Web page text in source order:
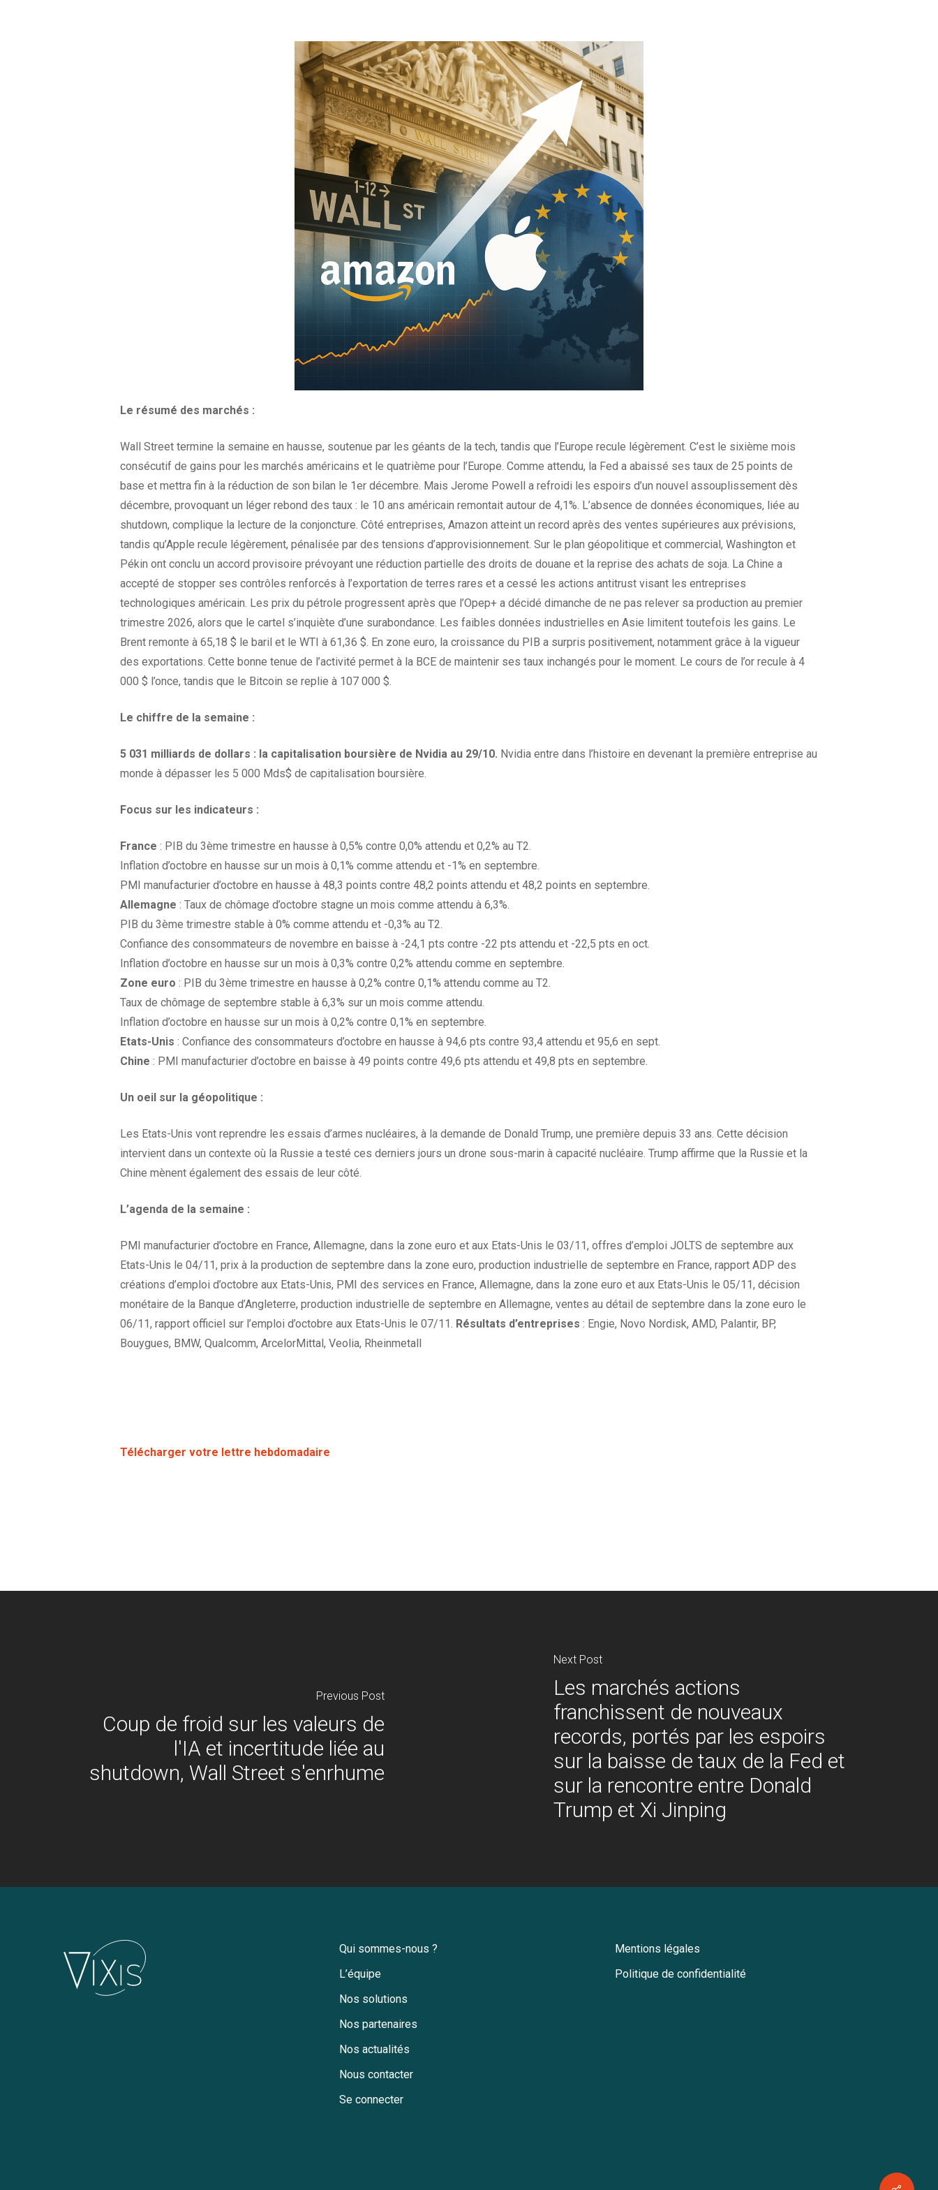
Le résumé des marchés :
Wall Street termine la semaine en hausse, soutenue par les géants de la tech, tandis que l’Europe recule légèrement. C’est le sixième mois
consécutif de gains pour les marchés américains et le quatrième pour l’Europe. Comme attendu, la Fed a abaissé ses taux de 25 points de
base et mettra fin à la réduction de son bilan le 1er décembre. Mais Jerome Powell a refroidi les espoirs d’un nouvel assouplissement dès
décembre, provoquant un léger rebond des taux : le 10 ans américain remontait autour de 4,1%. L’absence de données économiques, liée au
shutdown, complique la lecture de la conjoncture. Côté entreprises, Amazon atteint un record après des ventes supérieures aux prévisions,
tandis qu’Apple recule légèrement, pénalisée par des tensions d’approvisionnement. Sur le plan géopolitique et commercial, Washington et
Pékin ont conclu un accord provisoire prévoyant une réduction partielle des droits de douane et la reprise des achats de soja. La Chine a
accepté de stopper ses contrôles renforcés à l’exportation de terres rares et a cessé les actions antitrust visant les entreprises
technologiques américain. Les prix du pétrole progressent après que l’Opep+ a décidé dimanche de ne pas relever sa production au premier
trimestre 2026, alors que le cartel s’inquiète d’une surabondance. Les faibles données industrielles en Asie limitent toutefois les gains. Le
Brent remonte à 65,18 $ le baril et le WTI à 61,36 $. En zone euro, la croissance du PIB a surpris positivement, notamment grâce à la vigueur
des exportations. Cette bonne tenue de l’activité permet à la BCE de maintenir ses taux inchangés pour le moment. Le cours de l’or recule à 4
000 $ l’once, tandis que le Bitcoin se replie à 107 000 $.
Le chiffre de la semaine :
5 031 milliards de dollars : la capitalisation boursière de Nvidia au 29/10. Nvidia entre dans l’histoire en devenant la première entreprise au
monde à dépasser les 5 000 Mds$ de capitalisation boursière.
Focus sur les indicateurs :
France : PIB du 3ème trimestre en hausse à 0,5% contre 0,0% attendu et 0,2% au T2.
Inflation d’octobre en hausse sur un mois à 0,1% comme attendu et -1% en septembre.
PMI manufacturier d’octobre en hausse à 48,3 points contre 48,2 points attendu et 48,2 points en septembre.
Allemagne : Taux de chômage d’octobre stagne un mois comme attendu à 6,3%.
PIB du 3ème trimestre stable à 0% comme attendu et -0,3% au T2.
Confiance des consommateurs de novembre en baisse à -24,1 pts contre -22 pts attendu et -22,5 pts en oct.
Inflation d’octobre en hausse sur un mois à 0,3% contre 0,2% attendu comme en septembre.
Zone euro : PIB du 3ème trimestre en hausse à 0,2% contre 0,1% attendu comme au T2.
Taux de chômage de septembre stable à 6,3% sur un mois comme attendu.
Inflation d’octobre en hausse sur un mois à 0,2% contre 0,1% en septembre.
Etats-Unis : Confiance des consommateurs d’octobre en hausse à 94,6 pts contre 93,4 attendu et 95,6 en sept.
Chine : PMI manufacturier d’octobre en baisse à 49 points contre 49,6 pts attendu et 49,8 pts en septembre.
Un oeil sur la géopolitique :
Les Etats-Unis vont reprendre les essais d’armes nucléaires, à la demande de Donald Trump, une première depuis 33 ans. Cette décision
intervient dans un contexte où la Russie a testé ces derniers jours un drone sous-marin à capacité nucléaire. Trump affirme que la Russie et la
Chine mènent également des essais de leur côté.
L’agenda de la semaine :
PMI manufacturier d’octobre en France, Allemagne, dans la zone euro et aux Etats-Unis le 03/11, offres d’emploi JOLTS de septembre aux
Etats-Unis le 04/11, prix à la production de septembre dans la zone euro, production industrielle de septembre en France, rapport ADP des
créations d’emploi d’octobre aux Etats-Unis, PMI des services en France, Allemagne, dans la zone euro et aux Etats-Unis le 05/11, décision
monétaire de la Banque d’Angleterre, production industrielle de septembre en Allemagne, ventes au détail de septembre dans la zone euro le
06/11, rapport officiel sur l’emploi d’octobre aux Etats-Unis le 07/11. Résultats d’entreprises : Engie, Novo Nordisk, AMD, Palantir, BP,
Bouygues, BMW, Qualcomm, ArcelorMittal, Veolia, Rheinmetall
Télécharger votre lettre hebdomadaire
Previous Post
Coup de froid sur les valeurs de
l'IA et incertitude liée au
shutdown, Wall Street s'enrhume
Next Post
Les marchés actions
franchissent de nouveaux
records, portés par les espoirs
sur la baisse de taux de la Fed et
sur la rencontre entre Donald
Trump et Xi Jinping
Qui sommes-nous ?
L’équipe
Nos solutions
Nos partenaires
Nos actualités
Nous contacter
Se connecter
Mentions légales
Politique de confidentialité